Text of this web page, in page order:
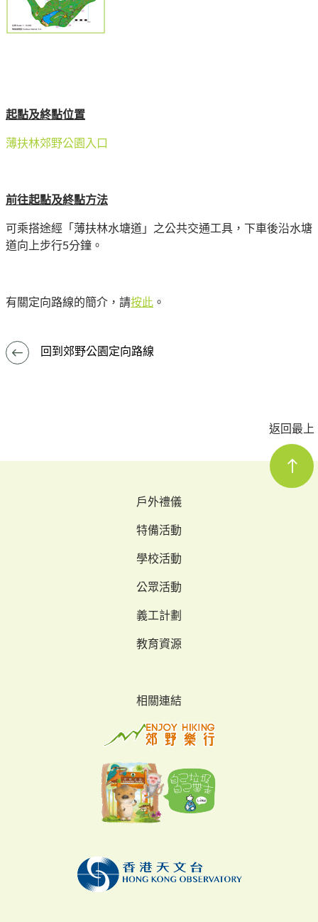
起點及終點位置
薄扶林郊野公園入口
前往起點及終點方法
可乘搭途經「薄扶林水塘道」之公共交通工具，下車後沿水塘
道向上步行5分鐘。
有關定向路線的簡介，請按此。
回到郊野公園定向路線
返回最上
戶外禮儀
特備活動
學校活動
公眾活動
義工計劃
教育資源
相關連結